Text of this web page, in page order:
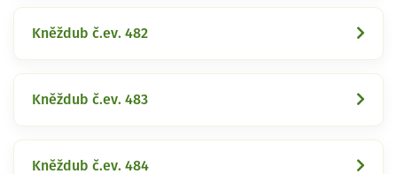
Kněždub č.ev. 482
Kněždub č.ev. 483
Kněždub č.ev. 484